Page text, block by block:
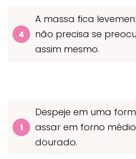
A massa fica
não precisa se
assim mesmo.
Despeje em uma
assar em forno
dourado.